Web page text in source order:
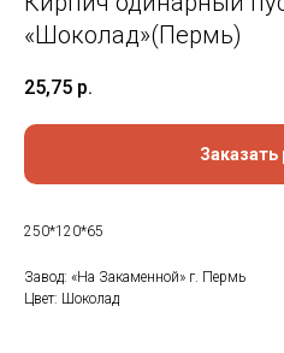
«Шоколад»(Пермь)
25,75 р.
Заказать
250*120*65
Завод: «На Закаменной» г. Пермь
Цвет: Шоколад